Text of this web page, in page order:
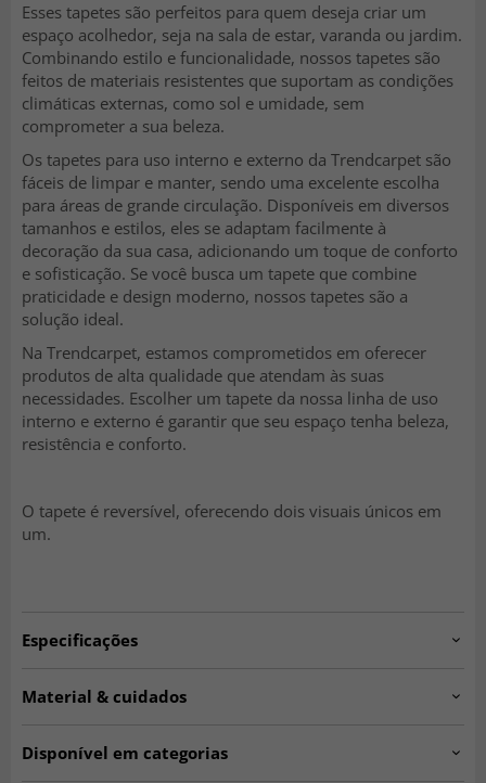
Esses tapetes são perfeitos para quem deseja criar um
espaço acolhedor, seja na sala de estar, varanda ou jardim.
Combinando estilo e funcionalidade, nossos tapetes são
feitos de materiais resistentes que suportam as condições
climáticas externas, como sol e umidade, sem
comprometer a sua beleza.
Os tapetes para uso interno e externo da Trendcarpet são
fáceis de limpar e manter, sendo uma excelente escolha
para áreas de grande circulação. Disponíveis em diversos
tamanhos e estilos, eles se adaptam facilmente à
decoração da sua casa, adicionando um toque de conforto
e sofisticação. Se você busca um tapete que combine
praticidade e design moderno, nossos tapetes são a
solução ideal.
Na Trendcarpet, estamos comprometidos em oferecer
produtos de alta qualidade que atendam às suas
necessidades. Escolher um tapete da nossa linha de uso
interno e externo é garantir que seu espaço tenha beleza,
resistência e conforto.
O tapete é reversível, oferecendo dois visuais únicos em
um.
Especificações
Material & cuidados
Origem:Bélgica.
Disponível em categorias